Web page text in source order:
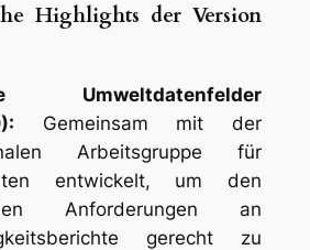
Highlights der Version
Umweltdatenfelder
Gemeinsam mit der
Arbeitsgruppe für
entwickelt, um den
Anforderungen an
gerecht zu